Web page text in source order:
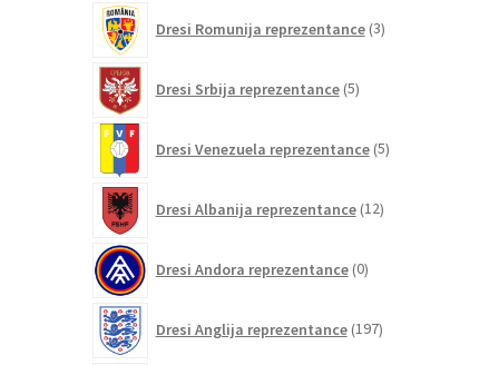
Dresi Romunija reprezentance 3izdelki
Dresi Srbija reprezentance 5izdelkov
Dresi Venezuela reprezentance 5izdelkov
Dresi Albanija reprezentance 12izdelkov
Dresi Andora reprezentance 0izdelkov
Dresi Anglija reprezentance 197izdelkov